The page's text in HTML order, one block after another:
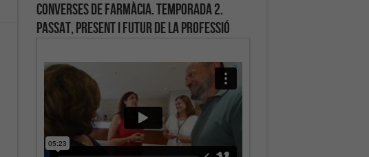
Converses de farmàcia. Temporada 2.
Passat, present i futur de la professió